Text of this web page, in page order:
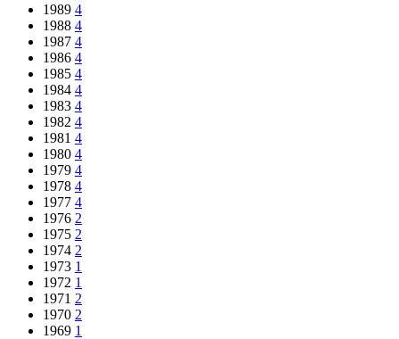
1989 4
1988 4
1987 4
1986 4
1985 4
1984 4
1983 4
1982 4
1981 4
1980 4
1979 4
1978 4
1977 4
1976 2
1975 2
1974 2
1973 1
1972 1
1971 2
1970 2
1969 1